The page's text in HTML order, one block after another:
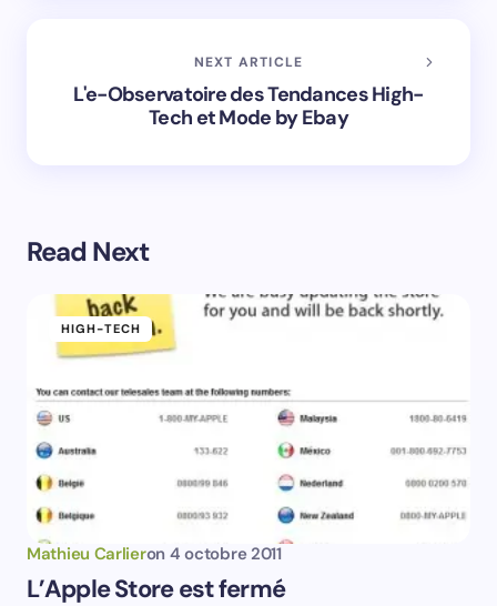
NEXT ARTICLE
L'e-Observatoire des Tendances High-
Tech et Mode by Ebay
Read Next
HIGH-TECH
Mathieu Carlieron 4 octobre 2011
L’Apple Store est fermé